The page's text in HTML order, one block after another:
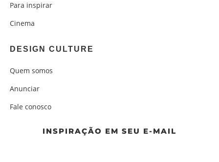
Para inspirar
Cinema
DESIGN CULTURE
Quem somos
Anunciar
Fale conosco
INSPIRAÇÃO EM SEU E-MAIL